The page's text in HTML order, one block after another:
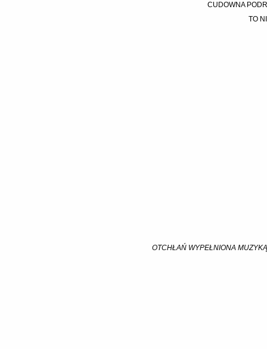
CUDOWNA
TO
OTCHŁAŃ WYPEŁNIONA MUZYKĄ